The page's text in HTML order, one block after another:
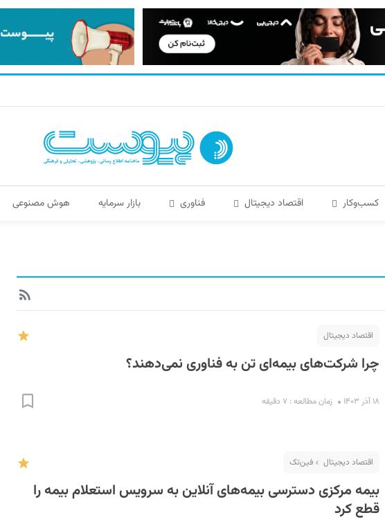
کسب‌و‌کار اقتصاد دیجیتال فناوری بازار سرمایه هوش مصنوعی
اقتصاد دیجیتال
چرا شرکت‌های بیمه‌‌ای تن به فناوری نمی‌‌دهند؟
۱۸ آذر ۱۴۰۳ زمان مطالعه : ۷ دقیقه
اقتصاد دیجیتال فین‌تک
بیمه مرکزی دسترسی بیمه‌های آنلاین به سرویس استعلام بیمه را
قطع کرد